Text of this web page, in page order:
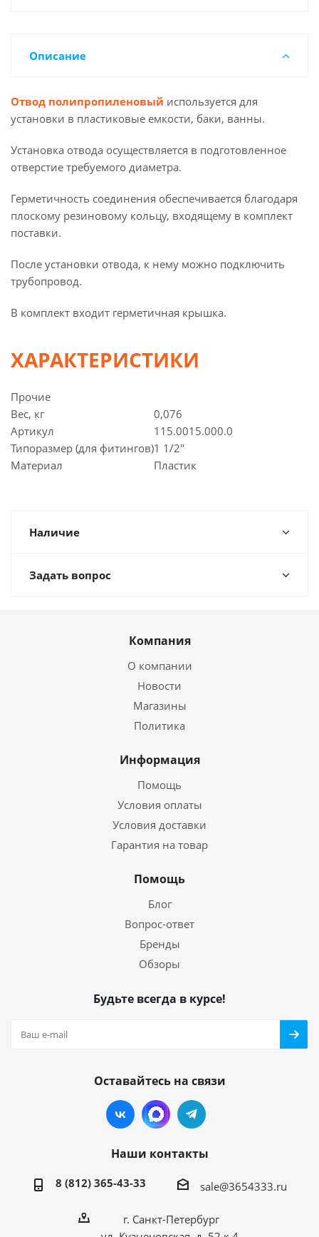
Описание
Отвод полипропиленовый используется для
установки в пластиковые емкости, баки, ванны.
Установка отвода осуществляется в подготовленное
отверстие требуемого диаметра.
Герметичность соединения обеспечивается благодаря
плоскому резиновому кольцу, входящему в комплект
поставки.
После установки отвода, к нему можно подключить
трубопровод.
В комплект входит герметичная крышка.
ХАРАКТЕРИСТИКИ
Прочие
Вес, кг
0,076
Артикул
115.0015.000.0
Типоразмер (для фитингов)1 1/2"
Материал
Пластик
Наличие
Задать вопрос
Компания
О компании
Новости
Магазины
Политика
Информация
Помощь
Условия оплаты
Условия доставки
Гарантия на товар
Помощь
Блог
Вопрос-ответ
Бренды
Обзоры
Будьте всегда в курсе!
Оставайтесь на связи
Наши контакты
8 (812) 365-43-33 sale@3654333.ru
г. Санкт-Петербург